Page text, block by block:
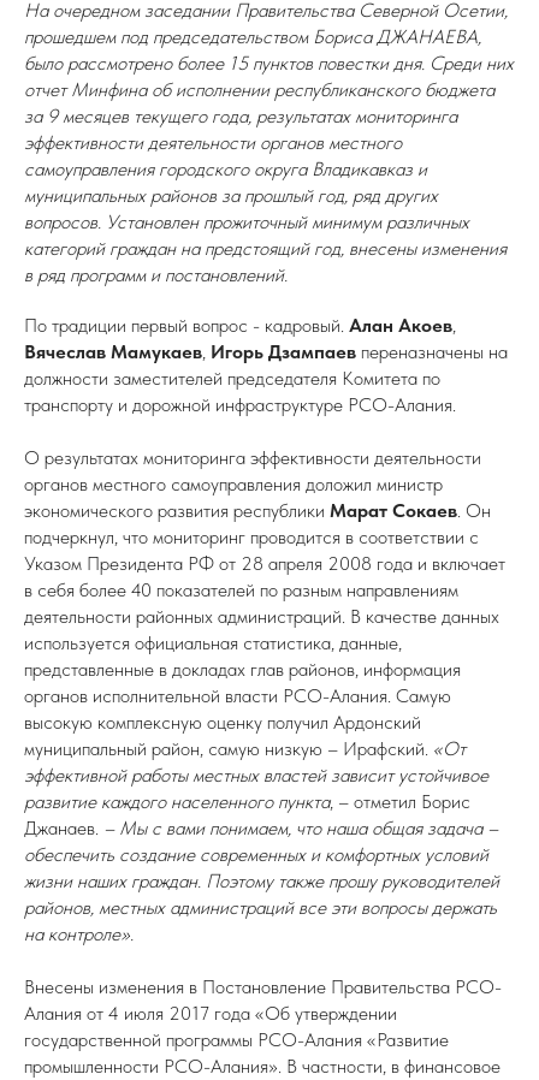
На очередном заседании Правительства Северной Осетии,
прошедшем под председательством Бориса ДЖАНАЕВА,
было рассмотрено более 15 пунктов повестки дня. Среди них
отчет Минфина об исполнении республиканского бюджета
за 9 месяцев текущего года, результатах мониторинга
эффективности деятельности органов местного
самоуправления городского округа Владикавказ и
муниципальных районов за прошлый год, ряд других
вопросов. Установлен прожиточный минимум различных
категорий граждан на предстоящий год, внесены изменения
в ряд программ и постановлений.
По традиции первый вопрос - кадровый. Алан Акоев,
Вячеслав Мамукаев, Игорь Дзампаев переназначены на
должности заместителей председателя Комитета по
транспорту и дорожной инфраструктуре РСО-Алания.
О результатах мониторинга эффективности деятельности
органов местного самоуправления доложил министр
экономического развития республики Марат Сокаев. Он
подчеркнул, что мониторинг проводится в соответствии с
Указом Президента РФ от 28 апреля 2008 года и включает
в себя более 40 показателей по разным направлениям
деятельности районных администраций. В качестве данных
используется официальная статистика, данные,
представленные в докладах глав районов, информация
органов исполнительной власти РСО-Алания. Самую
высокую комплексную оценку получил Ардонский
муниципальный район, самую низкую – Ирафский. «От
эффективной работы местных властей зависит устойчивое
развитие каждого населенного пункта, – отметил Борис
Джанаев. – Мы с вами понимаем, что наша общая задача –
обеспечить создание современных и комфортных условий
жизни наших граждан. Поэтому также прошу руководителей
районов, местных администраций все эти вопросы держать
на контроле».
Внесены изменения в Постановление Правительства РСО-
Алания от 4 июля 2017 года «Об утверждении
государственной программы РСО-Алания «Развитие
промышленности РСО-Алания». В частности, в финансовое